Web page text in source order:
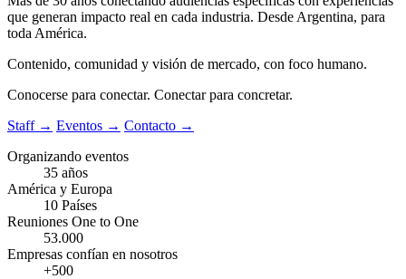
que generan impacto real en cada industria. Desde Argentina, para
toda América.
Contenido, comunidad y visión de mercado, con foco humano.
Conocerse para conectar. Conectar para concretar.
Staff → Eventos → Contacto →
Organizando eventos
35 años
América y Europa
10 Países
Reuniones One to One
53.000
Empresas confían en nosotros
+500